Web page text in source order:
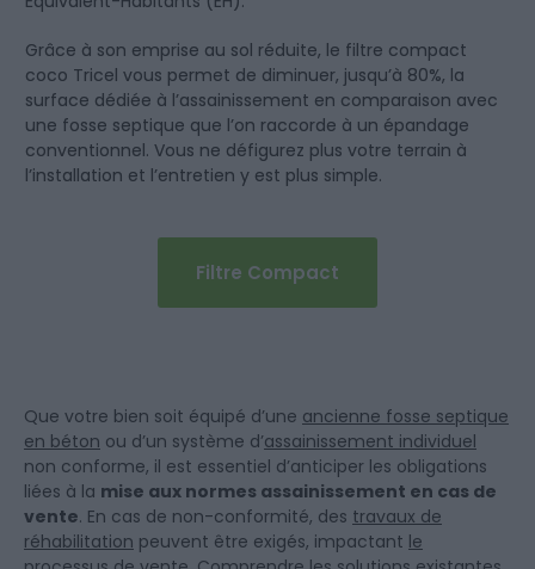
Grâce à son emprise au sol réduite, le filtre compact
coco Tricel vous permet de diminuer, jusqu’à 80%, la
surface dédiée à l’assainissement en comparaison avec
une fosse septique que l’on raccorde à un épandage
conventionnel. Vous ne défigurez plus votre terrain à
l’installation et l’entretien y est plus simple.
Filtre Compact
Que votre bien soit équipé d’une ancienne fosse septique
en béton ou d’un système d’assainissement individuel
non conforme, il est essentiel d’anticiper les obligations
liées à la mise aux normes assainissement en cas de
vente. En cas de non-conformité, des travaux de
réhabilitation peuvent être exigés, impactant le